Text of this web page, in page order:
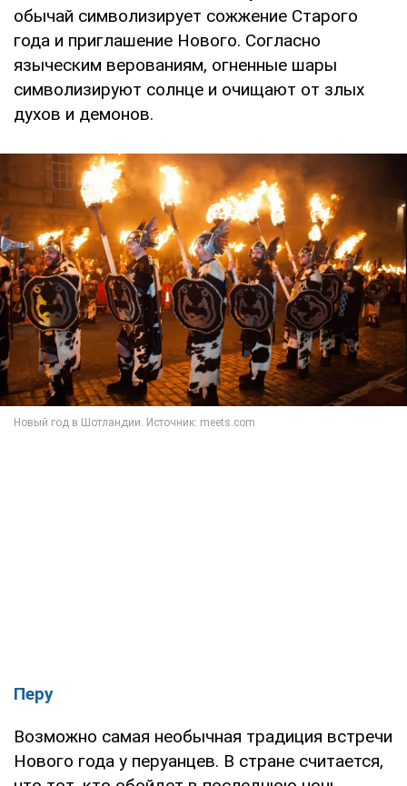
обычай символизирует сожжение Старого
года и приглашение Нового. Согласно
языческим верованиям, огненные шары
символизируют солнце и очищают от злых
духов и демонов.
Перу
Возможно самая необычная традиция встречи
Нового года у перуанцев. В стране считается,